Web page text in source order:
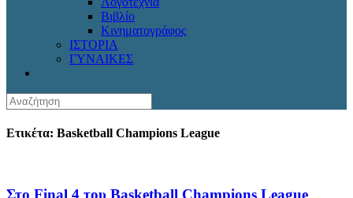
Βιβλίο
Κινηματογράφος
ΙΣΤΟΡΙΑ
ΓΥΝΑΙΚΕΣ
Ετικέτα: Basketball Champions League
Στο Final 4 του Basketball Champions League